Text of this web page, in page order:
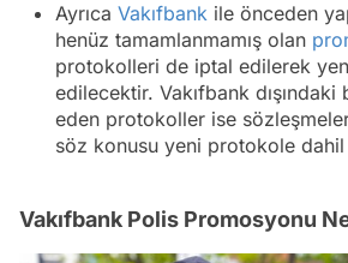
Ayrıca Vakıfbank ile önceden
henüz tamamlanmamış olan
protokolleri de iptal edilerek
edilecektir. Vakıfbank
eden protokoller ise
söz konusu yeni protokole dahil
Vakıfbank Polis Promosyonu